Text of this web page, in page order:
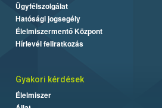
Ügyfélszolgálat
Hatósági jogsegély
Élelmiszermentő Központ
Hírlevél feliratkozás
Gyakori kérdések
Élelmiszer